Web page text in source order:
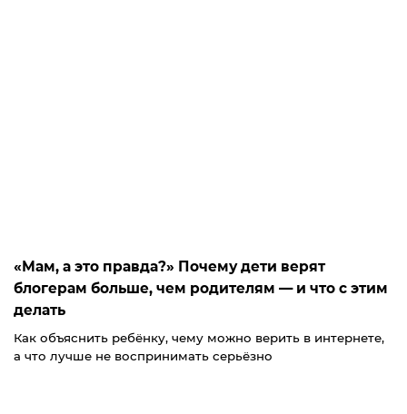
«Мам, а это правда?» Почему дети верят
блогерам больше, чем родителям — и что с этим
делать
Как объяснить ребёнку, чему можно верить в интернете,
а что лучше не воспринимать серьёзно